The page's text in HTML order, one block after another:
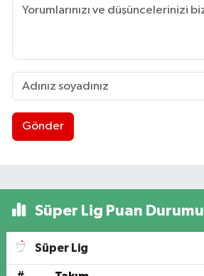
Gönder
Süper Lig Puan Durumu
Süper Lig